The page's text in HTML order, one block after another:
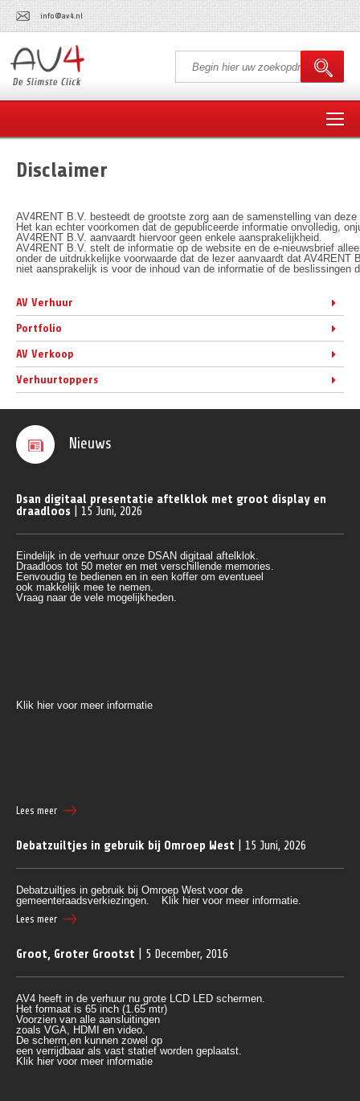
info@av4.nl
Disclaimer
AV4RENT B.V. besteedt de grootste zorg aan de samenstelling van
Het kan echter voorkomen dat de gepubliceerde informatie onvolledig,
AV4RENT B.V. aanvaardt hiervoor geen enkele aansprakelijkheid.
AV4RENT B.V. stelt de informatie op de website en de e-nieuwsbrief
onder de uitdrukkelijke voorwaarde dat de lezer aanvaardt dat AV4RENT
niet aansprakelijk is voor de inhoud van de informatie of de beslissingen
AV Verhuur
Portfolio
AV Verkoop
Verhuurtoppers
Nieuws
Dsan digitaal presentatie aftelklok met groot display en
draadloos | 15 Juni, 2026
Eindelijk in de verhuur onze DSAN digitaal aftelklok.
Draadloos tot 50 meter en met verschillende memories.
Eenvoudig te bedienen en in een koffer om eventueel
ook makkelijk mee te nemen.
Vraag naar de vele mogelijkheden.
Klik hier voor meer informatie
Lees meer
Debatzuiltjes in gebruik bij Omroep West | 15 Juni, 2026
Debatzuiltjes in gebruik bij Omroep West voor de
gemeenteraadsverkiezingen.
Klik hier voor meer informatie.
Lees meer
Groot, Groter Grootst | 5 December, 2016
AV4 heeft in de verhuur nu grote LCD LED schermen.
Het formaat is 65 inch (1.65 mtr)
Voorzien van alle aansluitingen
zoals VGA, HDMI en video.
De scherm,en kunnen zowel op
een verrijdbaar als vast statief worden geplaatst.
Klik hier voor meer informatie